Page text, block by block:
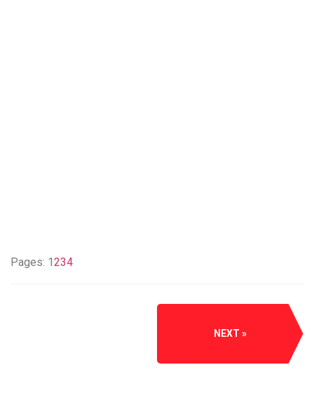
Pages: 1234
NEXT